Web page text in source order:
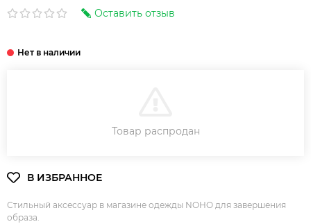
Оставить отзыв
Товар распродан
Стильный аксессуар в магазине одежды NOHO для завершения
образа.